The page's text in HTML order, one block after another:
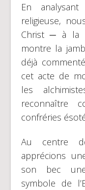
En
religieuse,
Christ ─ à la
montre la
déjà
cet acte de
les
reconnaître
confréries
Au centre
apprécions
son bec
symbole de